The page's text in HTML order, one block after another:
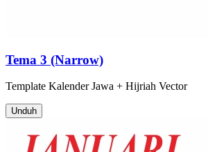
Tema 3 (Narrow)
Template Kalender Jawa + Hijriah Vector
Unduh